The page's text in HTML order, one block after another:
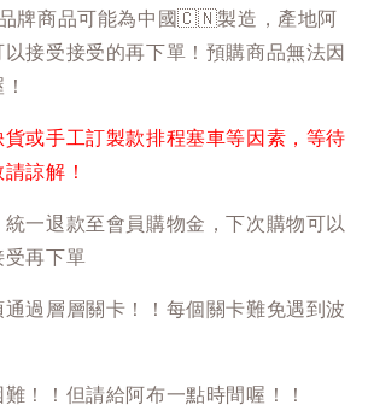
牌商品可能為中國🇨🇳製造，產地阿
接受接受的再下單！預購商品無法因
或手工訂製款排程塞車等因素，等待
諒解！
一退款至會員購物金，下次購物可以
受再下單
過層層關卡！！每個關卡難免遇到波
！！但請給阿布一點時間喔！！